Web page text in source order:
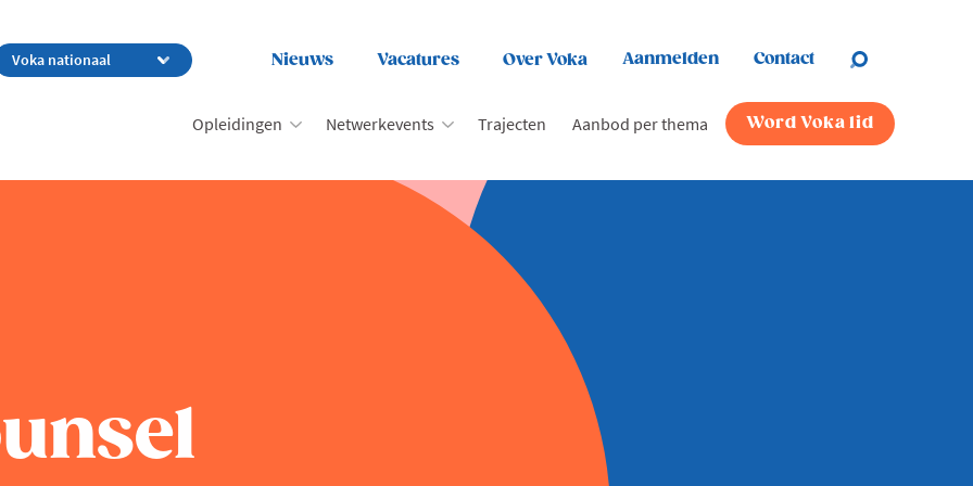
Nieuws Vacatures Over Voka Aanmelden Contact
Opleidingen Netwerkevents Trajecten Aanbod per thema Word Voka lid